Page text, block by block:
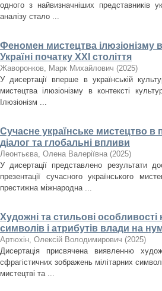
одного з найвизначніших представників
аналізу стало ...
Феномен мистецтва ілюзіонізму
Україні початку ХХІ століття
Жаворонков, Марк Михайлович (2025)
У дисертації вперше в українській
мистецтва ілюзіонізму в контексті
Ілюзіонізм ...
Сучасне українське мистецтво в
діалог та глобальні впливи
Леонтьєва, Олена Валеріївна (2025)
У дисертації представлено результати
презентації сучасного українського
престижна міжнародна ...
Художні та стильові
символів і атрибутів влади на
Артюхін, Олексій Володимирович (2025)
Дисертація присвячена виявленню
сфрагістичних зображень мілітарних
мистецтві та ...